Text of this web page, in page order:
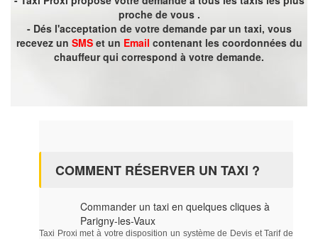
proche de vous .
- Dés l'acceptation de votre demande par un taxi, vous
recevez un SMSet un Email contenant les coordonnées du
chauffeur qui correspond à votre demande.
COMMENT RÉSERVER UN TAXI ?
Commander un taxi en quelques cliques à
Parigny-les-Vaux
Taxi Proxi met à votre disposition un système de Devis et Tarif de